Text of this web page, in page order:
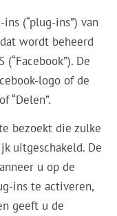
(“plug-ins”) van
wordt beheerd
(“Facebook”). De
logo of de
“Delen”.
bezoekt die zulke
uitgeschakeld. De
u op de
ins te activeren,
geeft u de